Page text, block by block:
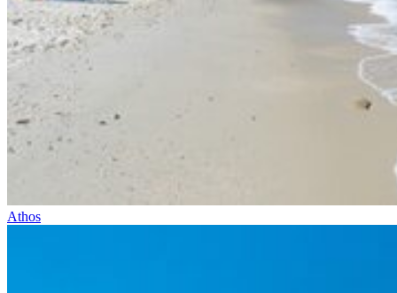
Athos